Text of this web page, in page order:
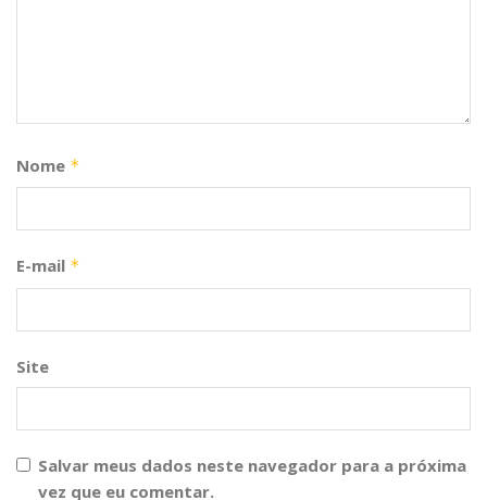
Nome *
E-mail *
Site
Salvar meus dados neste navegador para a próxima
vez que eu comentar.